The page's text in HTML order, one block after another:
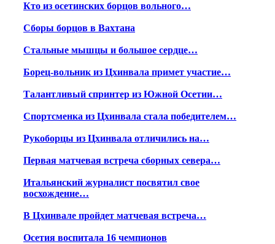
Кто из осетинских борцов вольного…
Сборы борцов в Вахтана
Стальные мышцы и большое сердце…
Борец-вольник из Цхинвала примет участие…
Талантливый спринтер из Южной Осетии…
Спортсменка из Цхинвала стала победителем…
Рукоборцы из Цхинвала отличились на…
Первая матчевая встреча сборных севера…
Итальянский журналист посвятил свое
восхождение…
В Цхинвале пройдет матчевая встреча…
Осетия воспитала 16 чемпионов